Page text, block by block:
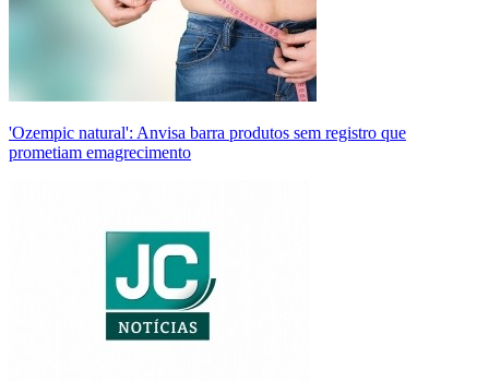
'Ozempic natural': Anvisa barra produtos sem registro que
prometiam emagrecimento